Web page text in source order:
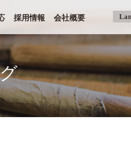
採用情報 会社概要